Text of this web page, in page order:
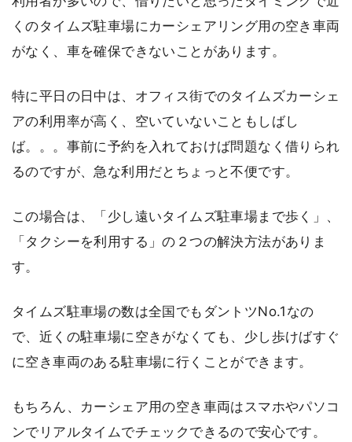
くのタイムズ駐車場にカーシェアリング用の空き車両
がなく、車を確保できないことがあります。
特に平日の日中は、オフィス街でのタイムズカーシェ
アの利用率が高く、空いていないこともしばし
ば。。。事前に予約を入れておけば問題なく借りられ
るのですが、急な利用だとちょっと不便です。
この場合は、「少し遠いタイムズ駐車場まで歩く」、
「タクシーを利用する」の２つの解決方法がありま
す。
タイムズ駐車場の数は全国でもダントツNo.1なの
で、近くの駐車場に空きがなくても、少し歩けばすぐ
に空き車両のある駐車場に行くことができます。
もちろん、カーシェア用の空き車両はスマホやパソコ
ンでリアルタイムでチェックできるので安心です。